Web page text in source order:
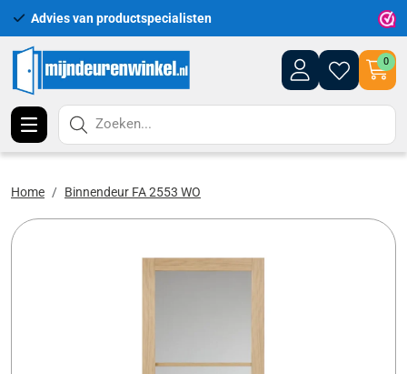
Advies van productspecialisten
0
Zoeken...
Home Binnendeur FA 2553 WO